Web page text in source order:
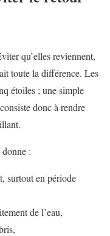
qu’elles reviennent,
toute la différence. Les
étoiles ; une simple
donc à rendre
:
surtout en période
de l’eau,